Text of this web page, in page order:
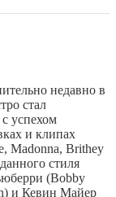
недавно в
стал
успехом
и клипах
Madonna, Brithey
стиля
(Bobby
и Кевин Майер